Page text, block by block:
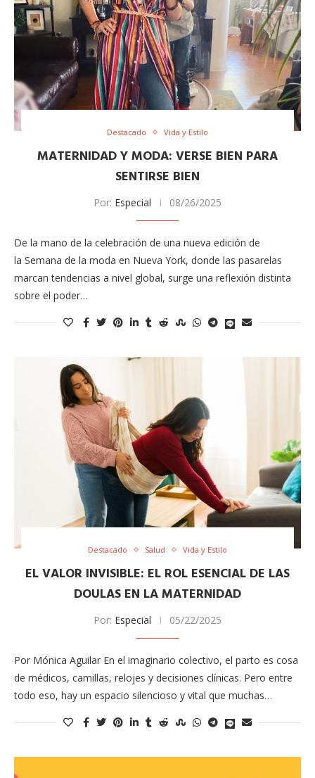
Destacado Vida y Estilo
MATERNIDAD Y MODA: VERSE BIEN PARA
SENTIRSE BIEN
Por: Especial 08/26/2025
De la mano de la celebración de una nueva edición de
la Semana de la moda en Nueva York, donde las pasarelas
marcan tendencias a nivel global, surge una reflexión distinta
sobre el poder…
Destacado Salud Vida y Estilo
EL VALOR INVISIBLE: EL ROL ESENCIAL DE LAS
DOULAS EN LA MATERNIDAD
Por: Especial 05/22/2025
Por Mónica Aguilar En el imaginario colectivo, el parto es cosa
de médicos, camillas, relojes y decisiones clínicas. Pero entre
todo eso, hay un espacio silencioso y vital que muchas…